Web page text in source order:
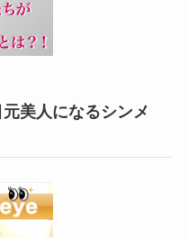
美人になるシンメ